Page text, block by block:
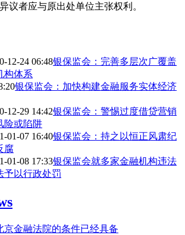
议者应与原出处单位主张权利。
12-24 06:48银保监会：完善多层次广覆盖
构体系
银保监会：加快构建金融服务实体经济
12-29 14:42银保监会：警惕过度借贷营销
险或陷阱
01-07 16:40银保监会：持之以恒正风肃纪
腐
01-08 17:33银保监会就多家金融机构违法
予以行政处罚
京金融法院的条件已经具备